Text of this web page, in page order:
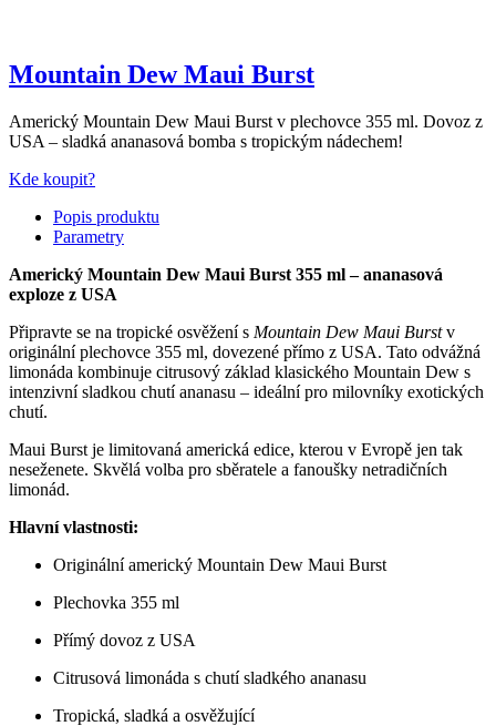
Mountain Dew Maui Burst
Americký Mountain Dew Maui Burst v plechovce 355 ml. Dovoz z
USA – sladká ananasová bomba s tropickým nádechem!
Kde koupit?
Popis produktu
Parametry
Americký Mountain Dew Maui Burst 355 ml – ananasová
exploze z USA
Připravte se na tropické osvěžení s Mountain Dew Maui Burstv
originální plechovce 355 ml, dovezené přímo z USA. Tato odvážná
limonáda kombinuje citrusový základ klasického Mountain Dew s
intenzivní sladkou chutí ananasu – ideální pro milovníky exotických
chutí.
Maui Burst je limitovaná americká edice, kterou v Evropě jen tak
neseženete. Skvělá volba pro sběratele a fanoušky netradičních
limonád.
Hlavní vlastnosti:
Originální americký Mountain Dew Maui Burst
Plechovka 355 ml
Přímý dovoz z USA
Citrusová limonáda s chutí sladkého ananasu
Tropická, sladká a osvěžující